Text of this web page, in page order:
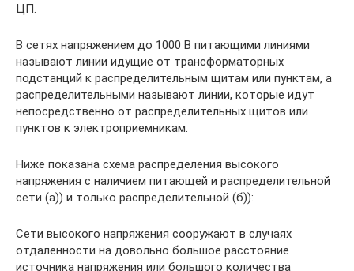
ЦП.
В сетях напряжением до 1000 В питающими линиями
называют линии идущие от трансформаторных
подстанций к распределительным щитам или пунктам, а
распределительными называют линии, которые идут
непосредственно от распределительных щитов или
пунктов к электроприемникам.
Ниже показана схема распределения высокого
напряжения с наличием питающей и распределительной
сети (а)) и только распределительной (б)):
Сети высокого напряжения сооружают в случаях
отдаленности на довольно большое расстояние
источника напряжения или большого количества